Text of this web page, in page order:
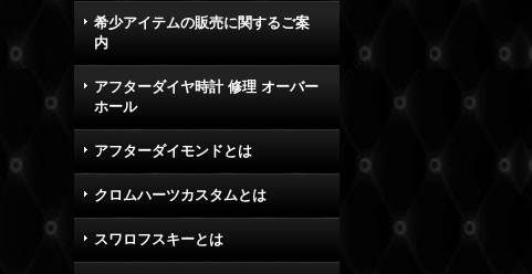
希少アイテムの販売に関するご案
内
アフターダイヤ時計 修理 オーバー
ホール
アフターダイモンドとは
クロムハーツカスタムとは
スワロフスキーとは